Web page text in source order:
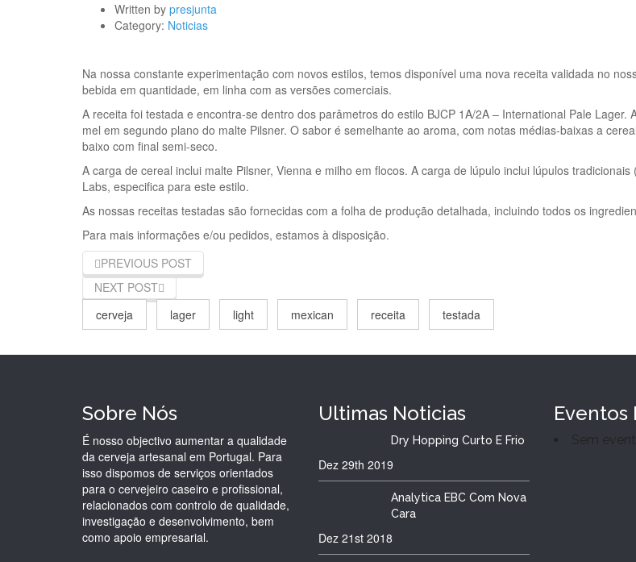
Written by presjunta
Category: Noticias
Na nossa constante experimentação com novos estilos, temos disponível uma nova receita validada no
bebida em quantidade, em linha com as versões comerciais.
A receita foi testada e encontra-se dentro dos parâmetros do estilo BJCP 1A/2A – International Pale
mel em segundo plano do malte Pilsner. O sabor é semelhante ao aroma, com notas médias-baixas a
baixo com final semi-seco.
A carga de cereal inclui malte Pilsner, Vienna e milho em flocos. A carga de lúpulo inclui lúpulos
Labs, especifica para este estilo.
As nossas receitas testadas são fornecidas com a folha de produção detalhada, incluindo todos os
Para mais informações e/ou pedidos, estamos à disposição.
PREVIOUS POST
NEXT POST
cerveja
lager light mexican receita testada
Sobre Nós
É nosso objectivo aumentar a qualidade
da cerveja artesanal em Portugal. Para
isso dispomos de serviços orientados
para o cervejeiro caseiro e profissional,
relacionados com controlo de qualidade,
investigação e desenvolvimento, bem
como apoio empresarial.
UltimasNoticias
Dry Hopping Curto E Frio
Dez 29th 2019
Analytica EBC Com Nova
Cara
Dez 21st 2018
Sem